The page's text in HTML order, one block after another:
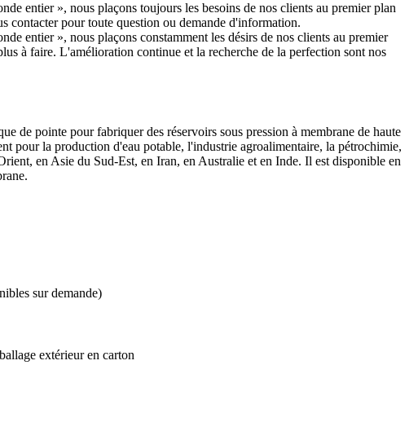
entier », nous plaçons toujours les besoins de nos clients au premier plan
contacter pour toute question ou demande d'information.
entier », nous plaçons constamment les désirs de nos clients au premier
à faire. L'amélioration continue et la recherche de la perfection sont nos
de pointe pour fabriquer des réservoirs sous pression à membrane de haute
pour la production d'eau potable, l'industrie agroalimentaire, la pétrochimie,
en Asie du Sud-Est, en Iran, en Australie et en Inde. Il est disponible en
sur demande)
extérieur en carton